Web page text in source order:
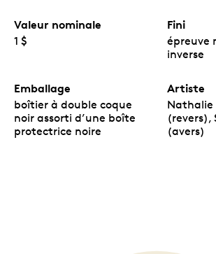
Valeur nominale
1 $
Fini
épreuve
inverse
Emballage
boîtier à double coque
noir assorti d’une boîte
protectrice noire
Artiste
Nathalie
(revers),
(avers)